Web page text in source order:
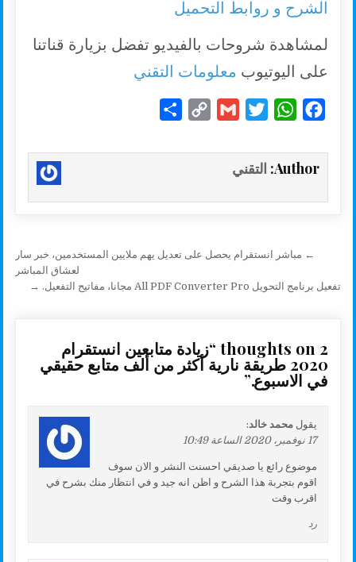
الشرح و روابط التحميل
لمشاهدة شروحات بالفيديو تفضل بزيارة قناتنا
على اليوتيوب معلومات التقني
c
e
W
a
t
i
t
G
a
p
a
Author: التقني
تصفّح المقالات
← مباشر انستقرام يحصل على تعديل يهم ملايين المستخدمين، خبر سار
لعشاق المباشر
تفعيل برنامج التحويل All PDF Converter Pro مجانا، مفاتيح التفعيل. →
2 thoughts on “ زيادة متابعين انستقرام
2020 طريقة نارية أكثر من ألف متابع حقيقي
في الاسبوع.”
يقول محمد خالد:
17 نوفمبر، 2020 الساعة 10:49
موضوع رائع يا صديقي احسنت النشر و الان سوف
اقوم بتجربة هذا الشرح و اظن انه جيد و في انتظار منك بشرح في
اقرب وقت
رد